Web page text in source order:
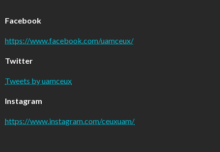
Facebook
https://www.facebook.com/uamceux/
Twitter
Tweets by uamceux
Instagram
https://www.instagram.com/ceuxuam/